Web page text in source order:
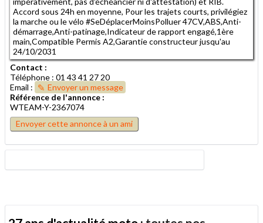
Accord sous 24h en moyenne, Pour les trajets courts, privilégiez
la marche ou le vélo #SeDéplacerMoinsPolluer 47CV,ABS,Anti-
démarrage,Anti-patinage,Indicateur de rapport engagé,1ère
main,Compatible Permis A2,Garantie constructeur jusqu'au
24/10/2031
Contact :
Téléphone : 01 43 41 27 20
Email :
Envoyer un message
Référence de l'annonce :
WTEAM-Y-2367074
Envoyer cette annonce à un ami